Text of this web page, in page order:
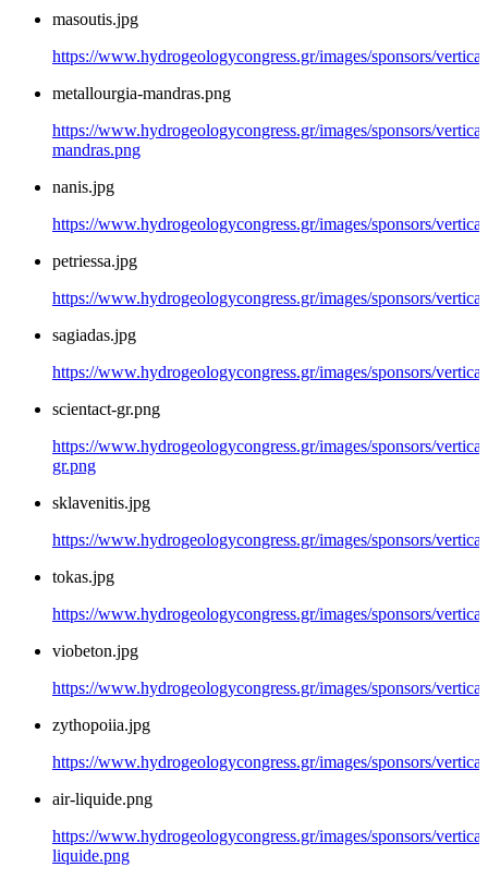
masoutis.jpg
https://www.hydrogeologycongress.gr/images/sponsors/
metallourgia-mandras.png
https://www.hydrogeologycongress.gr/images/sponsors/
mandras.png
nanis.jpg
https://www.hydrogeologycongress.gr/images/sponsors/
petriessa.jpg
https://www.hydrogeologycongress.gr/images/sponsors/
sagiadas.jpg
https://www.hydrogeologycongress.gr/images/sponsors/
scientact-gr.png
https://www.hydrogeologycongress.gr/images/sponsors/
gr.png
sklavenitis.jpg
https://www.hydrogeologycongress.gr/images/sponsors/
tokas.jpg
https://www.hydrogeologycongress.gr/images/sponsors/
viobeton.jpg
https://www.hydrogeologycongress.gr/images/sponsors/
zythopoiia.jpg
https://www.hydrogeologycongress.gr/images/sponsors/
air-liquide.png
https://www.hydrogeologycongress.gr/images/sponsors/
liquide.png